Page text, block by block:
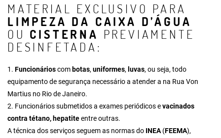
MATERIAL EXCLUSIVO PARA
LIMPEZA DA CAIXA D’ÁGUA
OU CISTERNA PREVIAMENTE
DESINFETADA:
1. Funcionárioscom botas, uniformes, luvas, ou seja, todo
equipamento de segurança necessário a atender a na Rua Von
Martius no Rio de Janeiro.
2. Funcionários submetidos a exames periódicos evacinados
contra tétano, hepatiteentre outras.
A técnica dos serviços seguem as normas do INEA (FEEMA),